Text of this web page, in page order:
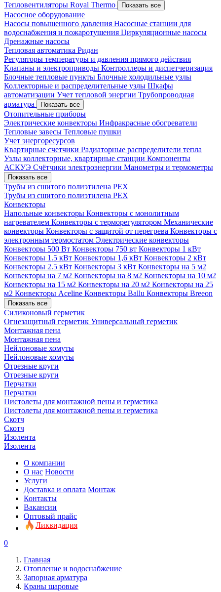
Тепловентиляторы Royal Thermo
Показать все
Насосное оборудование
Насосы повышенного давления Насосные станции для
водоснабжения и пожаротушения Циркуляционные насосы
Дренажные насосы
Тепловая автоматика Ридан
Регуляторы температуры и давления прямого действия
Клапаны и электроприводы Контроллеры и диспетчеризация
Блочные тепловые пункты Блочные холодильные узлы
Коллекторные и распределительные узлы Шкафы
автоматизации Учет тепловой энергии Трубопроводная
арматура
Показать все
Отопительные приборы
Электрические конвекторы Инфракрасные обогреватели
Тепловые завесы Тепловые пушки
Учет энергоресурсов
Квартирные счетчики Радиаторные распределители тепла
Узлы коллекторные, квартирные станции Компоненты
АСКУЭ Счётчики электроэнергии Манометры и термометры
Показать все
Трубы из сшитого полиэтилена PEX
Трубы из сшитого полиэтилена PEX
Конвекторы
Напольные конвекторы Конвекторы с монолитным
нагревателем Конвекторы с терморегулятором Механические
конвекторы Конвекторы с защитой от перегрева Конвекторы с
электронным термостатом Электрические конвекторы
Конвекторы 500 Вт Конвекторы 750 вт Конвекторы 1 кВт
Конвекторы 1.5 кВт Конвекторы 1,6 кВт Конвекторы 2 кВт
Конвекторы 2.5 кВт Конвекторы 3 кВт Конвекторы на 5 м2
Конвекторы на 7 м2 Конвекторы на 8 м2 Конвекторы на 10 м2
Конвекторы на 15 м2 Конвекторы на 20 м2 Конвекторы на 25
м2 Конвекторы Aceline Конвекторы Ballu Конвекторы Breeon
Показать все
Силиконовый герметик
Огнезащитный герметик Универсальный герметик
Монтажная пена
Монтажная пена
Нейлоновые хомуты
Нейлоновые хомуты
Отрезные круги
Отрезные круги
Перчатки
Перчатки
Пистолеты для монтажной пены и герметика
Пистолеты для монтажной пены и герметика
Скотч
Скотч
Изолента
Изолента
О компании
О нас Новости
Услуги
Доставка и оплата Монтаж
Контакты
Вакансии
Оптовый прайс
Ликвидация
0
Главная
Отопление и водоснабжение
Запорная арматура
Краны шаровые